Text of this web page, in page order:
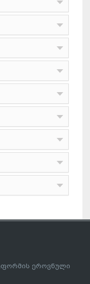
ეროვნული